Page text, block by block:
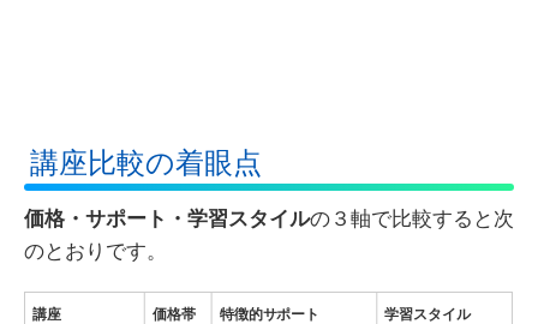
講座比較の着眼点
価格・サポート・学習スタイルの３軸で比較すると次
のとおりです。
講座 価格帯 特徴的サポート 学習スタイル